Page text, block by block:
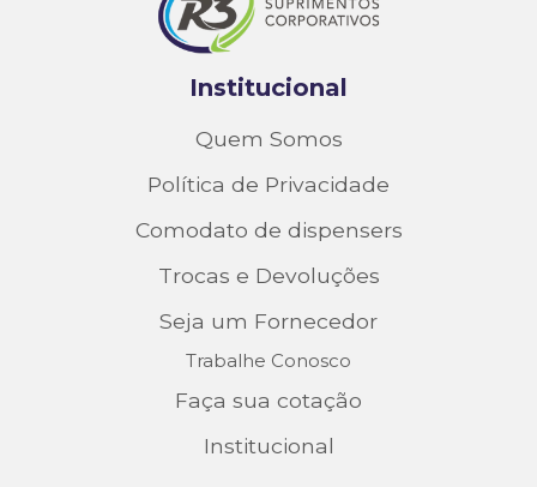
Institucional
Quem Somos
Política de Privacidade
Comodato de dispensers
Trocas e Devoluções
Seja um Fornecedor
Trabalhe Conosco
Faça sua cotação
Institucional